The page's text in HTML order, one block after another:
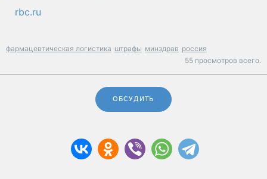
rbc.ru
фармацевтическая логистика штрафы минздрав россия
55 просмотров всего.
ОБСУДИТЬ